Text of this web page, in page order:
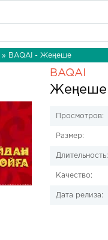
» BAQAI - Жеңеше
BAQAI
Жеңеше
Просмотров:
Размер:
Длительность:
Качество:
Дата релиза: